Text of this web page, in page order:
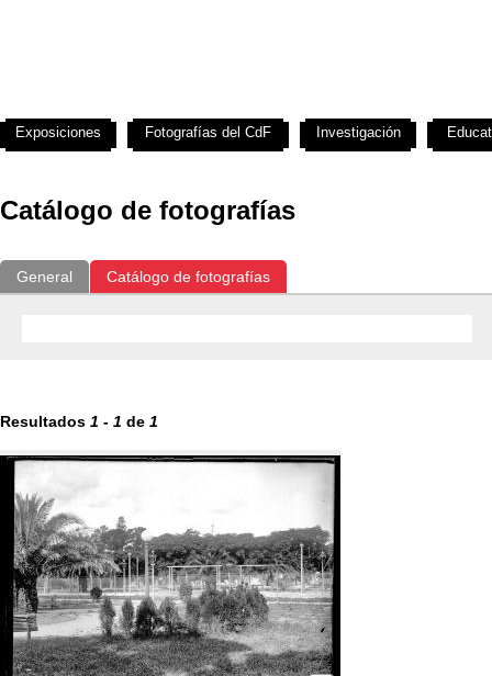
Catálogo de fotografías
General Catálogo de fotografías
Resultados 1 - 1 de 1
Exposiciones Fotografías del CdF Investigación